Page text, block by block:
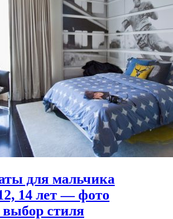
для мальчика
14 лет — фото
выбор стиля